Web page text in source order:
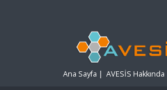
Ana Sayfa | AVESİS Hakkında